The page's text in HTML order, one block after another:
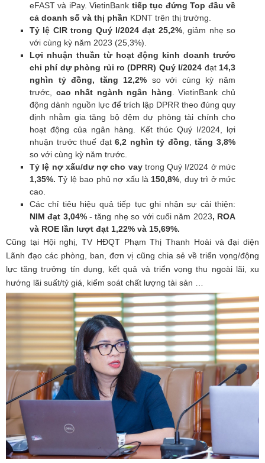
eFAST và iPay. VietinBank tiếp tục đứng Top đầu về
cả doanh số và thị phần KDNT trên thị trường.
Tỷ lệ CIR trong Quý I/2024 đạt 25,2%, giảm nhẹ so
với cùng kỳ năm 2023 (25,3%).
Lợi nhuận thuần từ hoạt động kinh doanh trước
chi phí dự phòng rủi ro (DPRR) Quý I/2024 đạt 14,3
nghìn tỷ đồng, tăng 12,2% so với cùng kỳ năm
trước, cao nhất ngành ngân hàng . VietinBank chủ
động dành nguồn lực để trích lập DPRR theo đúng quy
định nhằm gia tăng bộ đệm dự phòng tài chính cho
hoạt động của ngân hàng. Kết thúc Quý I/2024, lợi
nhuận trước thuế đạt6,2 nghìn tỷ đồng ,tăng 3,8%
so với cùng kỳ năm trước.
Tỷ lệ nợ xấu/dư nợ cho vaytrong Quý I/2024 ở mức
1,35%.Tỷ lệ bao phủ nợ xấu là 150,8% , duy trì ở mức
cao.
Các chỉ tiêu hiệu quả tiếp tục ghi nhận sự cải thiện:
NIM đạt 3,04%- tăng nhẹ so với cuối năm 2023, ROA
và ROE lần lượt đạt 1,22% và 15,69%.
Cũng tại Hội nghị, TV HĐQT Phạm Thị Thanh Hoài và đại diện
Lãnh đạo các phòng, ban, đơn vị cũng chia sẻ về triển vọng/động
lực tăng trưởng tín dụng, kết quả và triển vọng thu ngoài lãi, xu
hướng lãi suất/tỷ giá, kiểm soát chất lượng tài sản …